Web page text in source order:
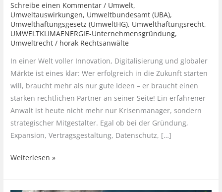
Schreibe einen Kommentar / Umwelt,
Umweltauswirkungen, Umweltbundesamt (UBA),
Umwelthaftungsgesetz (UmweltHG), Umwelthaftungsrecht,
UMWELTKLIMAENERGIE-Unternehmensgründung,
Umweltrecht / horak Rechtsanwälte
In einer Welt voller Innovation, Digitalisierung und globaler
Märkte ist eines klar: Wer erfolgreich in die Zukunft starten
will, braucht mehr als nur gute Ideen – er braucht einen
starken rechtlichen Partner an seiner Seite! Ein erfahrener
Anwalt ist heute nicht mehr nur Krisenmanager, sondern
strategischer Mitgestalter. Egal ob bei der Gründung,
Expansion, Vertragsgestaltung, Datenschutz, […]
Mit
in
Weiterlesen »